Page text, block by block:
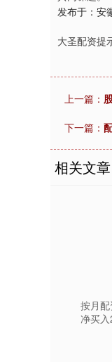
发布于：安
大圣配资提
上一篇：
下一篇：
相关文章
按月
净买